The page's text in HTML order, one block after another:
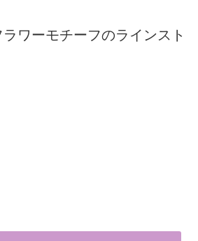
ワーモチーフのラインスト